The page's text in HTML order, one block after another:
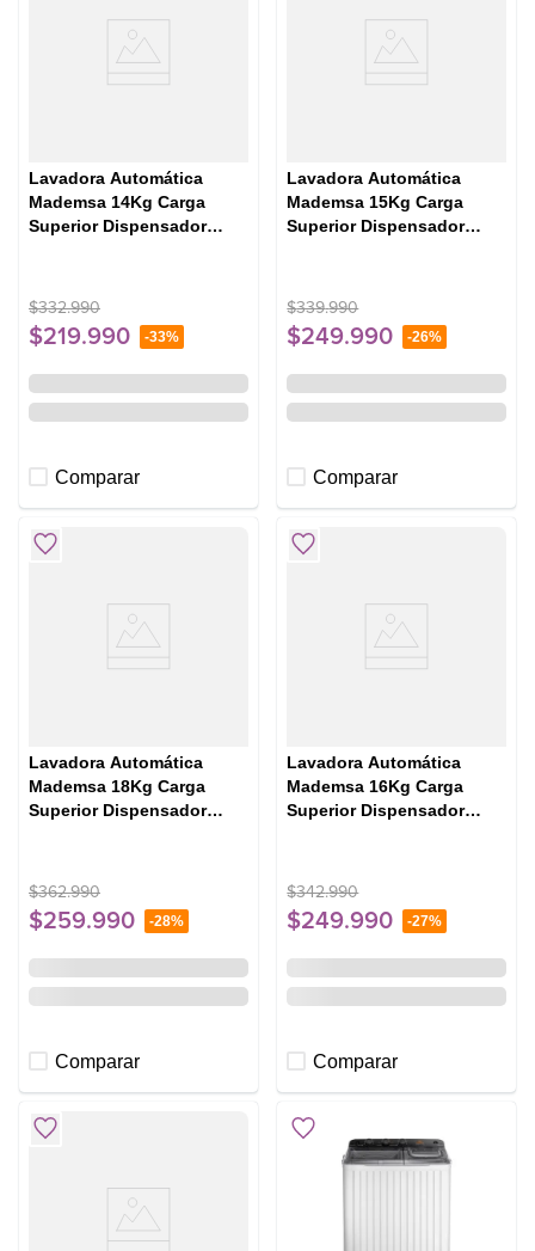
Lavadora Automática
Mademsa 14Kg Carga
Superior Dispensador
$332.990
$219.990 -33%
Comparar
Lavadora Automática
Mademsa 15Kg Carga
Superior Dispensador
$339.990
$249.990 -26%
Comparar
Lavadora Automática
Mademsa 18Kg Carga
Superior Dispensador
$362.990
$259.990 -28%
Comparar
Lavadora Automática
Mademsa 16Kg Carga
Superior Dispensador
$342.990
$249.990 -27%
Comparar